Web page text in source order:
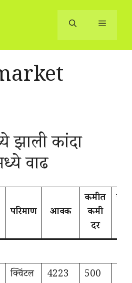
झाली कांदा
वाढ
परिमाण आवक
कमीत
कमी
दर
क्विंटल 4223 500